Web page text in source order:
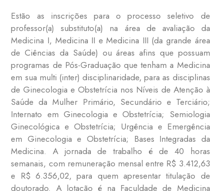
Estão as inscrições para o processo seletivo de
professor(a) substituto(a) na área de avaliação da
Medicina I, Medicina II e Medicina III (da grande área
de Ciências da Saúde) ou áreas afins que possuam
programas de Pós-Graduação que tenham a Medicina
em sua multi (inter) disciplinaridade, para as disciplinas
deGinecologia e Obstetrícia nos Níveis de Atenção à
Saúde da Mulher Primário, Secundário e Terciário;
Internato em Ginecologia e Obstetrícia; Semiologia
Ginecológica e Obstetrícia; Urgência e Emergência
em Ginecologia e Obstetrícia; Bases Integradas da
Medicina. A jornada de trabalho é de 40 horas
semanais, com remuneração mensal entre R$ 3.412,63
e R$ 6.356,02, para quem apresentar titulação de
doutorado. A lotação é na Faculdade de Medicina